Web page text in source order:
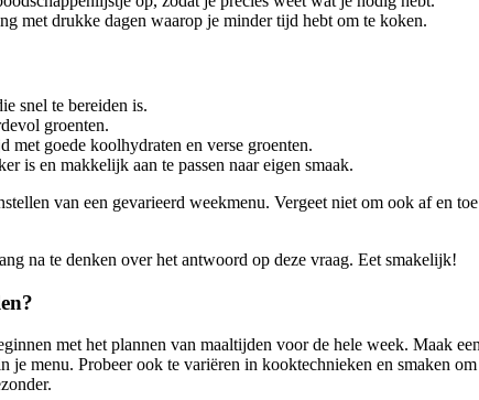
met drukke dagen waarop je minder tijd hebt om te koken.
snel te bereiden is.
groenten.
met goede koolhydraten en verse groenten.
is en makkelijk aan te passen naar eigen smaak.
van een gevarieerd weekmenu. Vergeet niet om ook af en
na te denken over het antwoord op deze vraag. Eet smakelijk!
met het plannen van maaltijden voor de hele week. Maak
menu. Probeer ook te variëren in kooktechnieken en smaken